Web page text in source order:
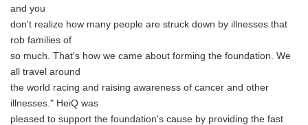
and you
don't realize how many people are struck down by illnesses that
rob families of
so much. That's how we came about forming the foundation. We
all travel around
the world racing and raising awareness of cancer and other
illnesses." HeiQ was
pleased to support the foundation's cause by providing the fast